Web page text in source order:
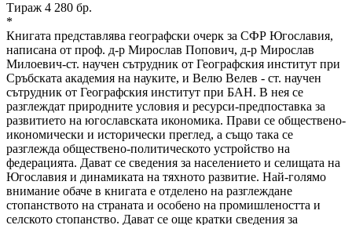
Тираж 4 280 бр.
*
Книгата представлява географски очерк за СФР Югославия,
написана от проф. д-р Мирослав Попович, д-р Мирослав
Милоевич-ст. научен сътрудник от Географския институт при
Сръбската академия на науките, и Велю Велев - ст. научен
сътрудник от Географския институт при БАН. В нея се
разглеждат природните условия и ресурси-предпоставка за
развитието на югославската икономика. Прави се обществено-
икономически и исторически преглед, а също така се
разглежда обществено-политическото устройство на
федерацията. Дават се сведения за населението и селищата на
Югославия и динамиката на тяхното развитие. Най-голямо
внимание обаче в книгата е отделено на разглеждане
стопанството на страната и особено на промишлеността и
селското стопанство. Дават се още кратки сведения за